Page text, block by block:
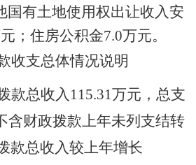
国有土地使用权出让收入安
；住房公积金7.0万元。
收支总体情况说明
款总收入 115.31万元，总支
含财政拨款上年未列支结转
款总收入较上年增长